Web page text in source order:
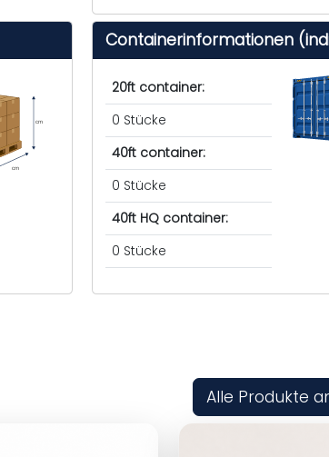
cm
cm
Containerinformationen
20ft container:
0 Stücke
40ft container:
0 Stücke
40ft HQ container:
0 Stücke
Alle Produkte